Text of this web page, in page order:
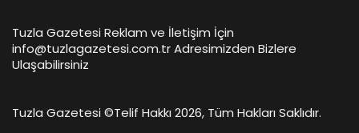
Tuzla Gazetesi Reklam ve İletişim İçin
info@tuzlagazetesi.com.tr Adresimizden Bizlere
Ulaşabilirsiniz
Tuzla Gazetesi ©Telif Hakkı 2026, Tüm Hakları Saklıdır.